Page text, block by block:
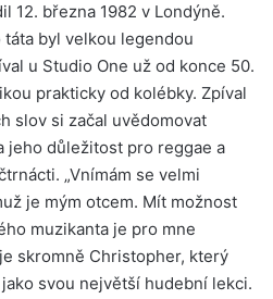
12. března 1982 v Londýně.
byl velkou legendou
u Studio One už od konce 50.
prakticky od kolébky. Zpíval
slov si začal uvědomovat
jeho důležitost pro reggae a
„Vnímám se velmi
je mým otcem. Mít možnost
muzikanta je pro mne
skromně Christopher, který
svou největší hudební lekci.